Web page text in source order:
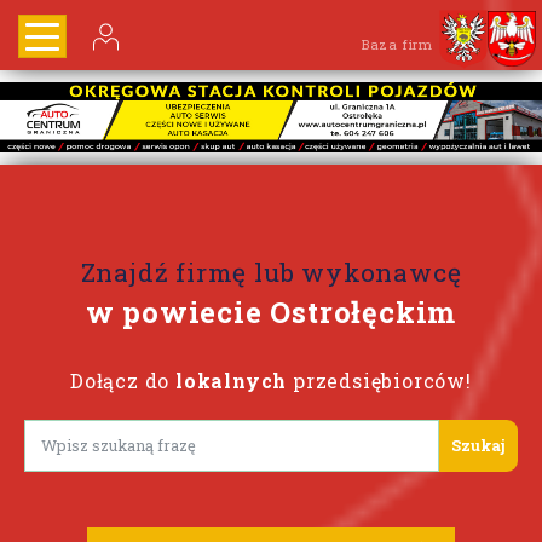
Baza firm
Znajdź firmę lub wykonawcę
w powiecie Ostrołęckim
Dołącz do lokalnych przedsiębiorców!